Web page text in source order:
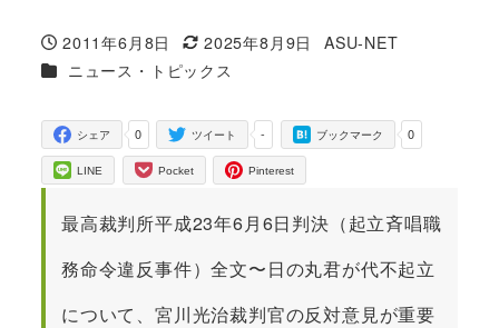
投稿日
2011年6月8日
更新日
2025年8月9日
著
ASU-NET
カテゴリー
ニュース・トピックス
0
シェア -
ツイート 0
ブックマーク
LINE Pocket Pinterest
最高裁判所平成23年6月6日判決（起立斉唱職
務命令違反事件）全文〜日の丸君が代不起立
について、宮川光治裁判官の反対意見が重要